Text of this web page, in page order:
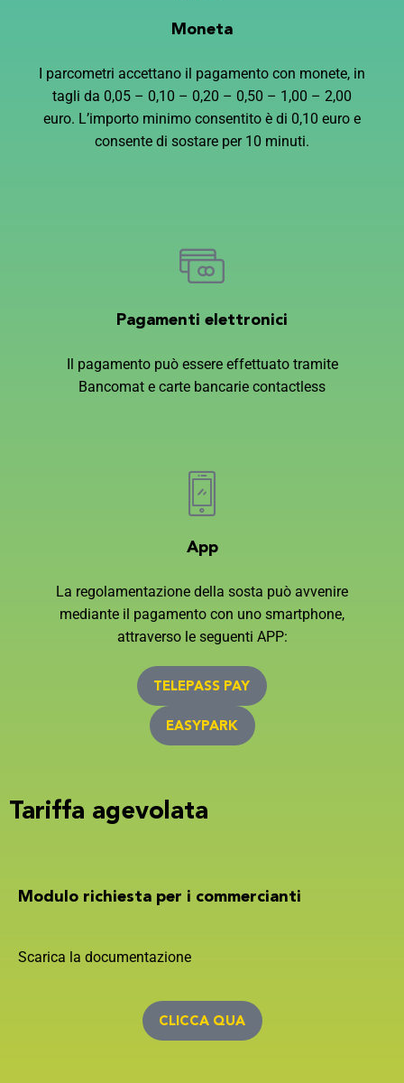
Moneta
I parcometri accettano il pagamento con monete, in
tagli da 0,05 – 0,10 – 0,20 – 0,50 – 1,00 – 2,00
euro. L’importo minimo consentito è di 0,10 euro e
consente di sostare per 10 minuti.
Pagamenti elettronici
Il pagamento può essere effettuato tramite
Bancomat e carte bancarie contactless
App
La regolamentazione della sosta può avvenire
mediante il pagamento con uno smartphone,
attraverso le seguenti APP:
TELEPASS PAY
EASYPARK
Tariffa agevolata
Modulo richiesta per i commercianti
Scarica la documentazione
CLICCA QUA